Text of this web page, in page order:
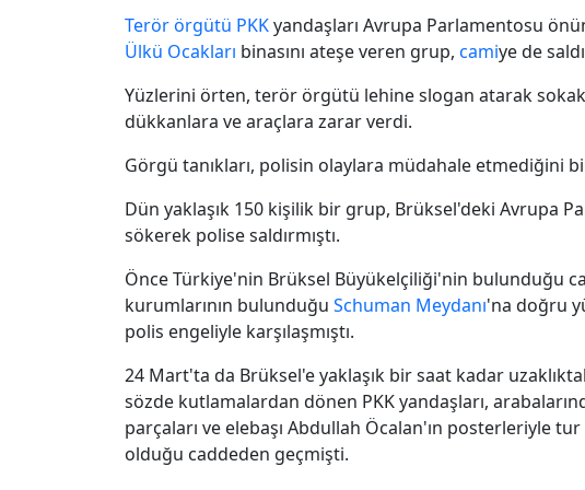
Terör örgütü PKKyandaşları Avrupa Parlamentosu
Ülkü Ocakları binasını ateşe veren grup, camiye de
Yüzlerini örten, terör örgütü lehine slogan atarak
dükkanlara ve araçlara zarar verdi.
Görgü tanıkları, polisin olaylara müdahale etmediğini
Dün yaklaşık 150 kişilik bir grup, Brüksel'deki Avrupa
sökerek polise saldırmıştı.
Önce Türkiye'nin Brüksel Büyükelçiliği'nin bulunduğu
kurumlarının bulunduğu Schuman Meydanı'na doğru
polis engeliyle karşılaşmıştı.
24 Mart'ta da Brüksel'e yaklaşık bir saat kadar
sözde kutlamalardan dönen PKK yandaşları,
parçaları ve elebaşı Abdullah Öcalan'ın posterleriyle
olduğu caddeden geçmişti.